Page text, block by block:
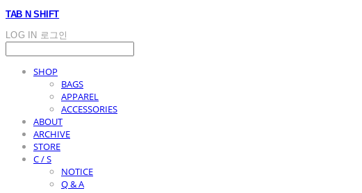
TAB N SHIFT
LOG IN 로그인
SHOP
BAGS
APPAREL
ACCESSORIES
ABOUT
ARCHIVE
STORE
C / S
NOTICE
Q & A